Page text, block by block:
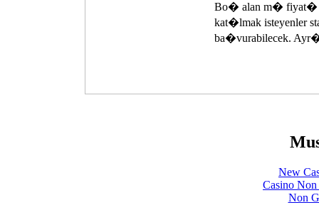
Bo� alan m� fiyat�
kat�lmak isteyenler
ba�vurabilecek.
New
Casino Non
Non